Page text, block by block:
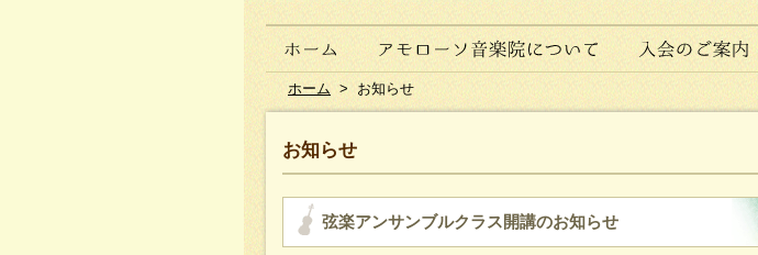
ホーム > お知らせ
お知らせ
弦楽アンサンブルクラス開講のお知らせ